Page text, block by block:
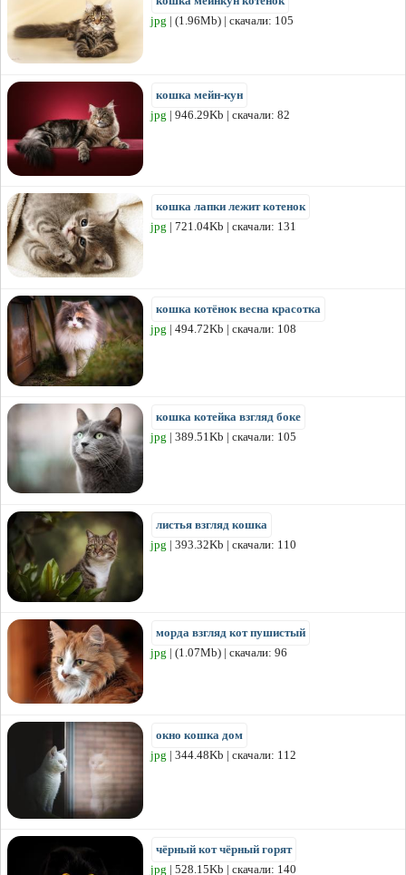
jpg | (1.96Mb) | скачали: 105
кошка мейн-кун
jpg | 946.29Kb | скачали: 82
кошка лапки лежит котенок
jpg | 721.04Kb | скачали: 131
кошка котёнок весна красотка
jpg | 494.72Kb | скачали: 108
кошка котейка взгляд боке
jpg | 389.51Kb | скачали: 105
листья взгляд кошка
jpg | 393.32Kb | скачали: 110
морда взгляд кот пушистый
jpg | (1.07Mb) | скачали: 96
окно кошка дом
jpg | 344.48Kb | скачали: 112
чёрный кот чёрный горят
jpg | 528.15Kb | скачали: 140